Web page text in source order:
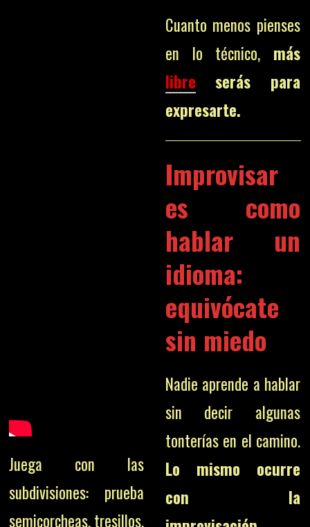
Juega con las
subdivisiones: prueba
semicorcheas, tresillos,
Cuanto menos pienses
en lo técnico, más
libre serás para
expresarte.
Improvisar
es como
hablar un
idioma:
equivócate
sin miedo
Nadie aprende a hablar
sin decir algunas
tonterías en el camino.
Lo mismo ocurre
con la